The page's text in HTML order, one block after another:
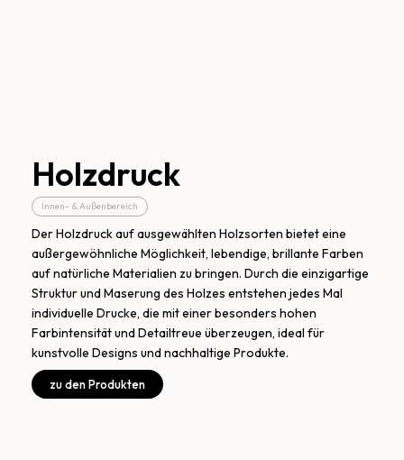
Holzdruck
Innen- & Außenbereich
Der Holzdruck auf ausgewählten Holzsorten bietet eine
außergewöhnliche Möglichkeit, lebendige, brillante Farben
auf natürliche Materialien zu bringen. Durch die einzigartige
Struktur und Maserung des Holzes entstehen jedes Mal
individuelle Drucke, die mit einer besonders hohen
Farbintensität und Detailtreue überzeugen, ideal für
kunstvolle Designs und nachhaltige Produkte.
zu den Produkten